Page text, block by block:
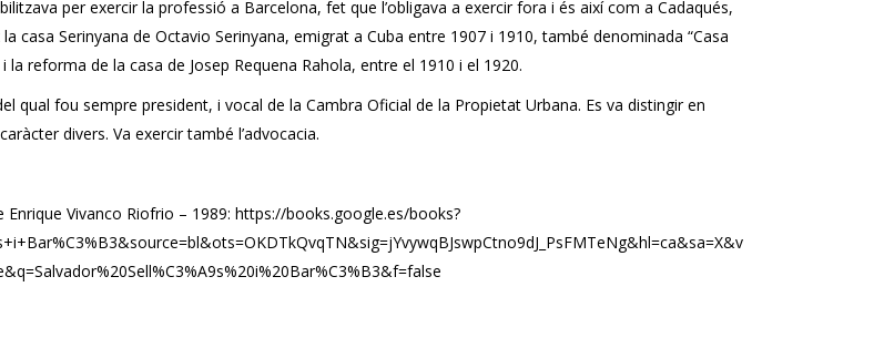
per exercir la professió a Barcelona, fet que l’obligava a exercir fora i és així com a Cadaqués,
casa Serinyana de Octavio Serinyana, emigrat a Cuba entre 1907 i 1910, també denominada “Casa
reforma de la casa de Josep Requena Rahola, entre el 1910 i el 1920.
qual fou sempre president, i vocal de la Cambra Oficial de la Propietat Urbana. Es va distingir en
divers. Va exercir també l’advocacia.
Vivanco Riofrio – 1989: https://books.google.es/books?